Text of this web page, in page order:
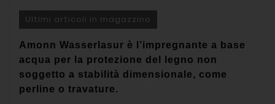
Ultimi articoli in magazzino
Amonn Wasserlasur è l’impregnante a base
acqua per la protezione del legno non
soggetto a stabilità dimensionale, come
perline o travature.